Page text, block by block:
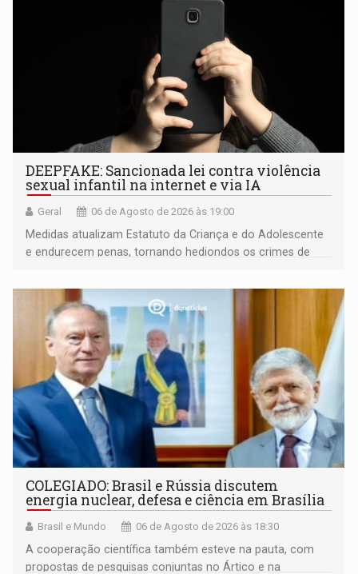
DEEPFAKE: Sancionada lei contra violência
sexual infantil na internet e via IA
Geral 06 de Agosto de 2026 às 19:00
Medidas atualizam Estatuto da Criança e do Adolescente
e endurecem penas, tornando hediondos os crimes de
COLEGIADO: Brasil e Rússia discutem
energia nuclear, defesa e ciência em Brasília
Brasil e Mundo 06 de Agosto de 2026 às 18:30
A cooperação científica também esteve na pauta, com
propostas de pesquisas conjuntas no Ártico e na